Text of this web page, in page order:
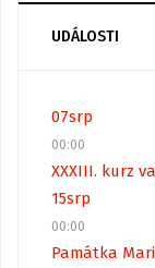
UDÁLOSTI
07srp
00:00
XXXIII. kurz
15srp
00:00
Památka